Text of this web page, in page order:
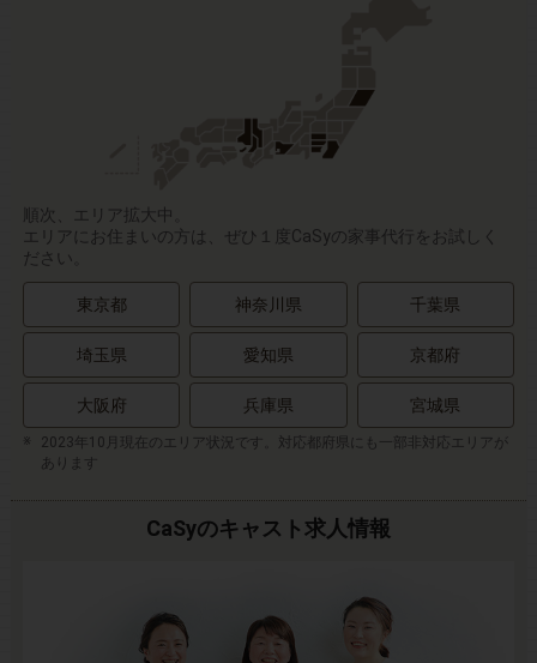
順次、エリア拡大中。
エリアにお住まいの方は、ぜひ１度CaSyの家事代行をお試しく
ださい。
東京都 神奈川県 千葉県
埼玉県 愛知県 京都府
大阪府 兵庫県 宮城県
2023年10月現在のエリア状況です。対応都府県にも一部非対応エリアが
あります
CaSyのキャスト求人情報